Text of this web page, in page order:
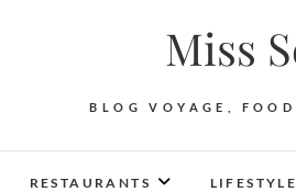
Miss
BLOG VOYAGE,
RESTAURANTS LIFESTYLE